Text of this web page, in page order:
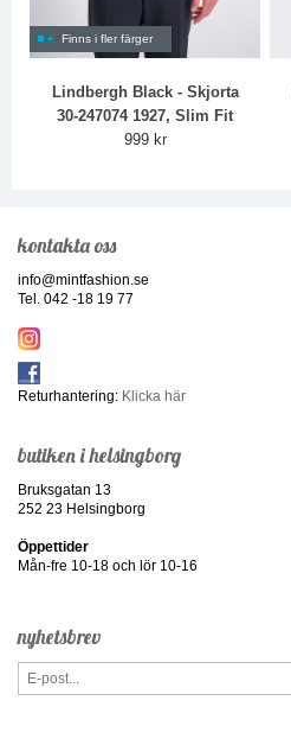
Finns i fler färger
Lindbergh Black - Skjorta
30-247074 1927, Slim Fit
999 kr
kontakta oss
info@mintfashion.se
Tel. 042 -18 19 77
Returhantering: Klicka här
butiken i helsingborg
Bruksgatan 13
252 23 Helsingborg
Öppettider
Mån-fre 10-18 och lör 10-16
nyhetsbrev